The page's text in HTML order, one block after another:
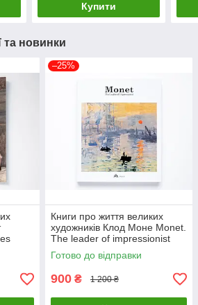
Купити
та новинки
–25%
Книги про життя великих
художників Клод Моне Monet.
The leader of impressionist
Подарункові книги про
мистецтво
Готово до відправки
900 ₴ 1 200 ₴